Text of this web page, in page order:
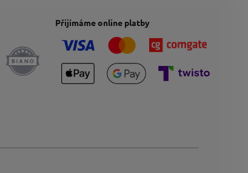
Přijímáme online platby